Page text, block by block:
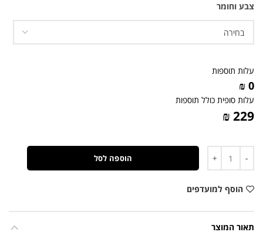
צבע וחומר
עלות תוספות
0 ₪
עלות סופית כולל תוספות
229 ₪
הוספה לסל
הוסף למועדפים
תאור המוצר